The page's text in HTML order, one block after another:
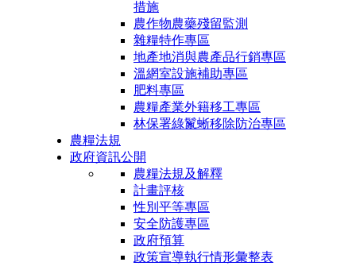
措施
農作物農藥殘留監測
雜糧特作專區
地產地消與農產品行銷專區
溫網室設施補助專區
肥料專區
農糧產業外籍移工專區
林保署綠鬣蜥移除防治專區
農糧法規
政府資訊公開
農糧法規及解釋
計畫評核
性別平等專區
安全防護專區
政府預算
政策宣導執行情形彙整表